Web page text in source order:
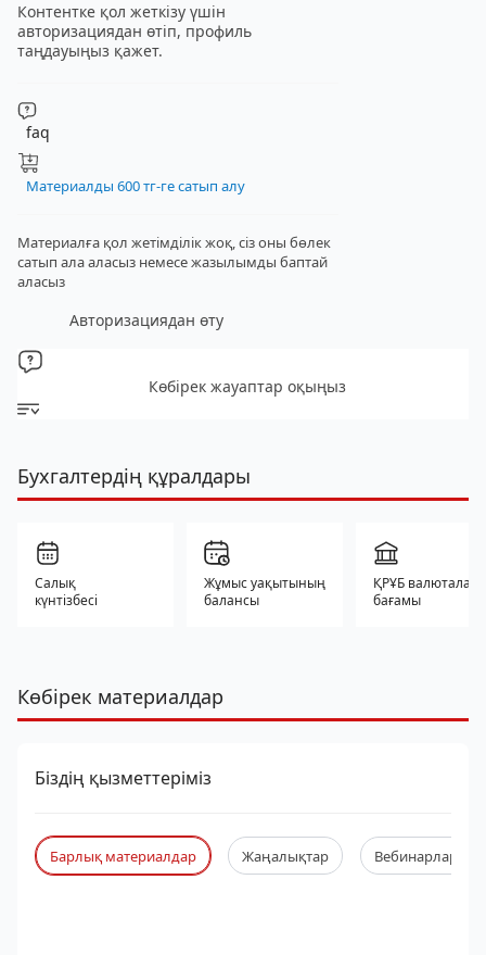
Контентке қол жеткізу үшін
авторизациядан өтіп, профиль
таңдауыңыз қажет.
faq
Материалды 600 тг-ге сатып алу
Материалға қол жетімділік жоқ, сіз оны бөлек
сатып ала аласыз немесе жазылымды баптай
аласыз
Авторизациядан өту
Көбірек жауаптар оқыңыз
Бухгалтердің құралдары
Салық
күнтізбесі
Жұмыс уақытының
балансы
ҚРҰБ валюталар
бағамы
Көбірек материалдар
Біздің қызметтеріміз
Барлық материалдар Жаңалықтар Вебинарлар